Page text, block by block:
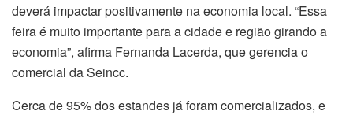
deverá impactar positivamente na economia local. “Essa
feira é muito importante para a cidade e região girando a
economia”, afirma Fernanda Lacerda, que gerencia o
comercial da Seincc.
Cerca de 95% dos estandes já foram comercializados, e